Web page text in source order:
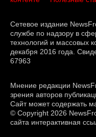
Сетевое издание
службе по надзору в
технологий и массовых
декабря 2016 года.
67963
Мнение редакции
зрения авторов
Сайт может содержать
© Copyright 2026
сайта интерактивная